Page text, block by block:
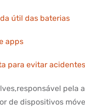
útil das baterias
apps
para evitar
pela
de dispositivos